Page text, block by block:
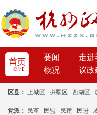
要闻 走进
概况
议政
区县： 上城区 拱墅区 西湖区
党派： 民革 民盟 民建 民进